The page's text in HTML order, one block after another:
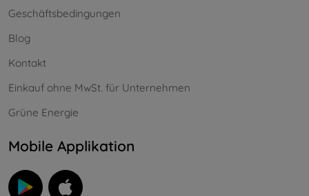
Geschäftsbedingungen
Blog
Kontakt
Einkauf ohne MwSt. für Unternehmen
Grüne Energie
Mobile Applikation